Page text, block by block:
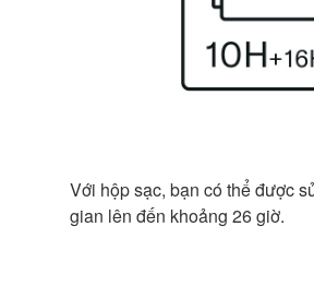
Với hộp sạc, bạn có thể được
gian lên đến khoảng 26 giờ.